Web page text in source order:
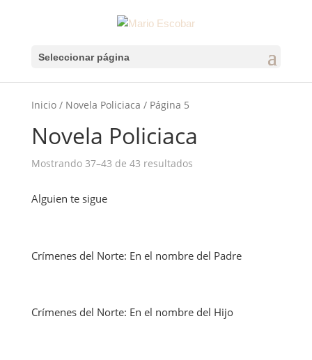
Seleccionar página
Inicio/ Novela Policiaca / Página 5
Novela Policiaca
Mostrando 37–43 de 43 resultados
Alguien te sigue
Crímenes del Norte: En el nombre del Padre
Crímenes del Norte: En el nombre del Hijo